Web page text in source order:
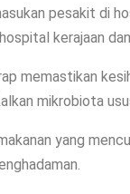
pesakit di
kerajaan
memastikan
mikrobiota
yang